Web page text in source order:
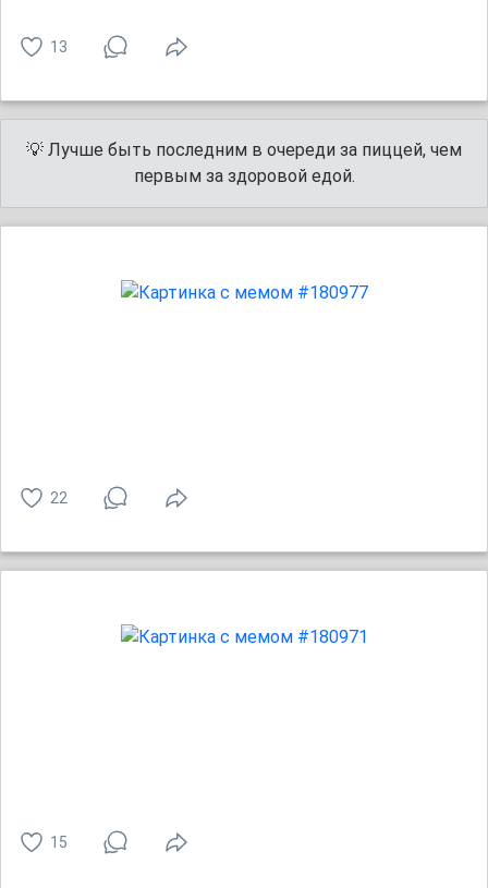
13
💡 Лучше быть последним в очереди за пиццей, чем
первым за здоровой едой.
22
15